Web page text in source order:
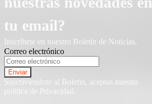
tu email?
Inscríbete en nuestro Boletín de Noticias.
Correo electrónico
Suscriviendote al Boletin, aceptas nuestra
politica de Privacidad.